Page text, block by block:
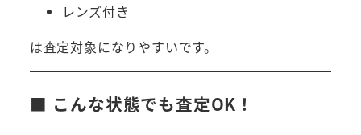
レンズ付き
は査定対象になりやすいです。
■ こんな状態でも査定OK！